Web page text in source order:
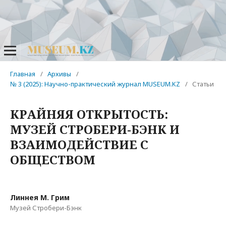
Главная / Архивы
/
№ 3 (2025): Научно-практический журнал MUSEUM.KZ
/ Статьи
КРАЙНЯЯ ОТКРЫТОСТЬ:
МУЗЕЙ СТРОБЕРИ-БЭНК И
ВЗАИМОДЕЙСТВИЕ С
ОБЩЕСТВОМ
Линнея М. Грим
Музей Стробери-Бэнк